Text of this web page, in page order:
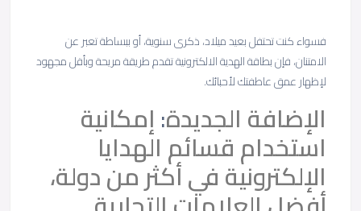
فسواء كنت تحتفل بعيد ميلاد، ذكرى سنوية، أو ببساطة تعبر عن
الامتنان، فإن بطاقة الهدية الالكترونية تقدم طريقة مريحة وبأقل مجهود
لإظهار عمق عاطفتك لأحبائك.
الإضافة الجديدة:إمكانية
استخدام قسائم الهدايا
الإلكترونية في أكثر من دولة،